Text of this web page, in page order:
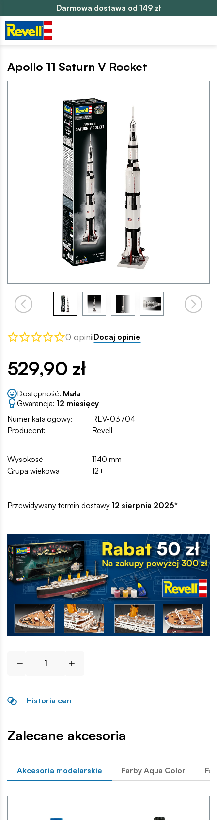
Darmowa dostawa od 149 zł
Apollo 11 Saturn V Rocket
0 opiniiDodaj opinie
529,90 zł
Dostępność: Mała
Gwarancja: 12 miesięcy
Numer katalogowy:
REV-03704
Producent:
Revell
Wysokość
1140 mm
Grupa wiekowa
12+
Przewidywany termin dostawy 12 sierpnia 2026*
Historia cen
Zalecane akcesoria
Akcesoria modelarskie Farby Aqua Color